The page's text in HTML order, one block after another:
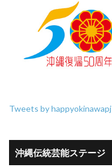
Tweets by happyokinawapj
沖縄伝統芸能ステージ